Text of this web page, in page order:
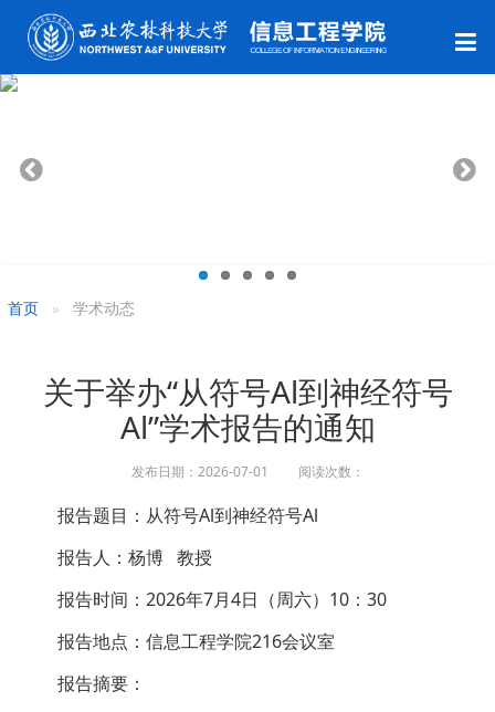
首页 学术动态
关于举办“从符号Al到神经符号
Al”学术报告的通知
发布日期：2026-07-01 阅读次数：
报告题目：从符号Al到神经符号Al
报告人：杨博 教授
报告时间：2026年7月4日（周六）10：30
报告地点：信息工程学院216会议室
报告摘要：